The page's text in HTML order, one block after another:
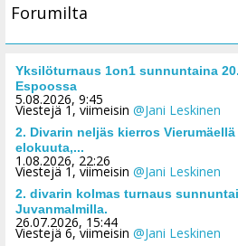
Forumilta
Yksilöturnaus 1on1 sunnuntaina
Espoossa
5.08.2026, 9:45
Viestejä 1, viimeisin @Jani Leskinen
2. Divarin neljäs kierros
elokuuta,...
1.08.2026, 22:26
Viestejä 1, viimeisin @Jani Leskinen
2. divarin kolmas turnaus
Juvanmalmilla.
26.07.2026, 15:44
Viestejä 6, viimeisin @Jani Leskinen